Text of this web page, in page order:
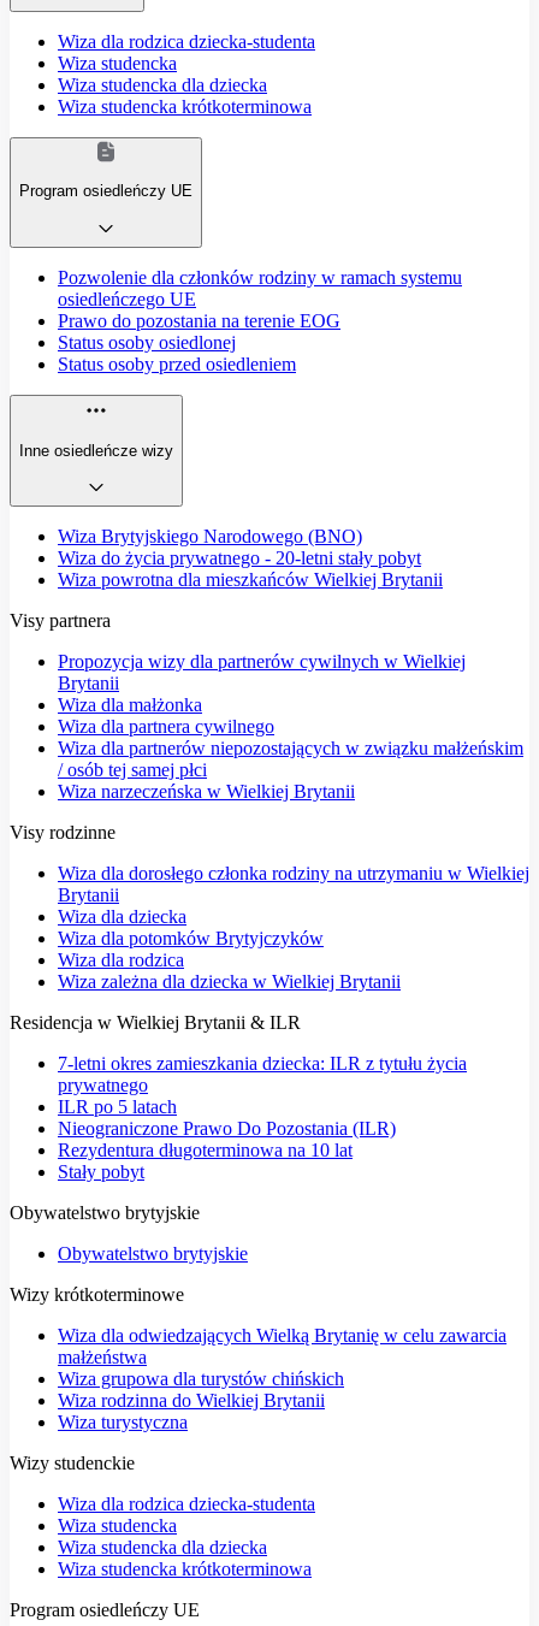
Wiza dla rodzica dziecka-studenta
Wiza studencka
Wiza studencka dla dziecka
Wiza studencka krótkoterminowa
Program osiedleńczy UE
Pozwolenie dla członków rodziny w ramach systemu
osiedleńczego UE
Prawo do pozostania na terenie EOG
Status osoby osiedlonej
Status osoby przed osiedleniem
Inne osiedleńcze wizy
Wiza Brytyjskiego Narodowego (BNO)
Wiza do życia prywatnego - 20-letni stały pobyt
Wiza powrotna dla mieszkańców Wielkiej Brytanii
Visy partnera
Propozycja wizy dla partnerów cywilnych w Wielkiej
Brytanii
Wiza dla małżonka
Wiza dla partnera cywilnego
Wiza dla partnerów niepozostających w związku małżeńskim
/ osób tej samej płci
Wiza narzeczeńska w Wielkiej Brytanii
Visy rodzinne
Wiza dla dorosłego członka rodziny na utrzymaniu w Wielkiej
Brytanii
Wiza dla dziecka
Wiza dla potomków Brytyjczyków
Wiza dla rodzica
Wiza zależna dla dziecka w Wielkiej Brytanii
Residencja w Wielkiej Brytanii & ILR
7-letni okres zamieszkania dziecka: ILR z tytułu życia
prywatnego
ILR po 5 latach
Nieograniczone Prawo Do Pozostania (ILR)
Rezydentura długoterminowa na 10 lat
Stały pobyt
Obywatelstwo brytyjskie
Obywatelstwo brytyjskie
Wizy krótkoterminowe
Wiza dla odwiedzających Wielką Brytanię w celu zawarcia
małżeństwa
Wiza grupowa dla turystów chińskich
Wiza rodzinna do Wielkiej Brytanii
Wiza turystyczna
Wizy studenckie
Wiza dla rodzica dziecka-studenta
Wiza studencka
Wiza studencka dla dziecka
Wiza studencka krótkoterminowa
Program osiedleńczy UE